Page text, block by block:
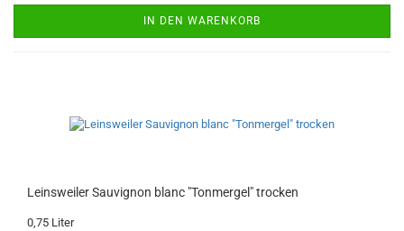
IN DEN WARENKORB
Leinsweiler Sauvignon blanc "Tonmergel" trocken
0,75 Liter